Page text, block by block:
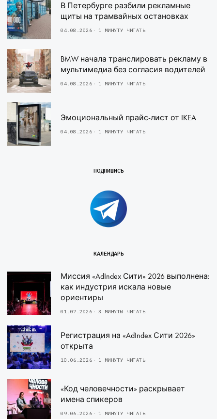
В Петербурге разбили рекламные
щиты на трамвайных остановках
04.08.2026 1 МИНУТУ ЧИТАТЬ
BMW начала транслировать рекламу в
мультимедиа без согласия водителей
04.08.2026 1 МИНУТУ ЧИТАТЬ
Эмоциональный прайс-лист от IKEA
04.08.2026 1 МИНУТУ ЧИТАТЬ
ПОДПИШИСЬ
КАЛЕНДАРЬ
Миссия «AdIndex Сити» 2026 выполнена:
как индустрия искала новые
ориентиры
01.07.2026 3 МИНУТЫ ЧИТАТЬ
Регистрация на «AdIndex Сити 2026»
открыта
10.06.2026 1 МИНУТУ ЧИТАТЬ
«Код человечности» раскрывает
имена спикеров
09.06.2026 1 МИНУТУ ЧИТАТЬ